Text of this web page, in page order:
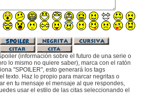
(información sobre el futuro de una serie o
lo mismo no quiere saber), marca con el ratón
"SPOILER", esto generará los tags
texto. Haz lo propio para marcar negritas o
en tu mensaje el mensaje al que respondes,
usar el estilo de las citas seleccionando el